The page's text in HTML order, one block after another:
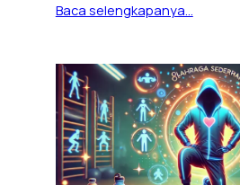
Baca selengkapanya…